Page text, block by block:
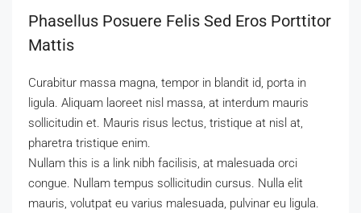
Phasellus Posuere Felis Sed Eros Porttitor
Mattis
Curabitur massa magna, tempor in blandit id, porta in
ligula. Aliquam laoreet nisl massa, at interdum mauris
sollicitudin et. Mauris risus lectus, tristique at nisl at,
pharetra tristique enim.
Nullam this is a link nibh facilisis, at malesuada orci
congue. Nullam tempus sollicitudin cursus. Nulla elit
mauris, volutpat eu varius malesuada, pulvinar eu ligula.